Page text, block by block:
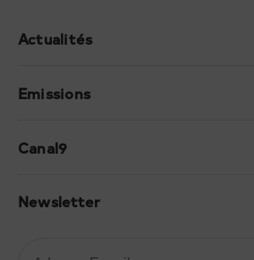
Actualités
Emissions
Canal9
Newsletter